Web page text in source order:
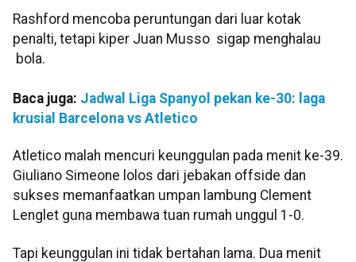
Rashford mencoba peruntungan dari luar kotak
penalti, tetapi kiper Juan Musso sigap menghalau
bola.
Baca juga: Jadwal Liga Spanyol pekan ke-30: laga
krusial Barcelona vs Atletico
Atletico malah mencuri keunggulan pada menit ke-39.
Giuliano Simeone lolos dari jebakan offside dan
sukses memanfaatkan umpan lambung Clement
Lenglet guna membawa tuan rumah unggul 1-0.
Tapi keunggulan ini tidak bertahan lama. Dua menit